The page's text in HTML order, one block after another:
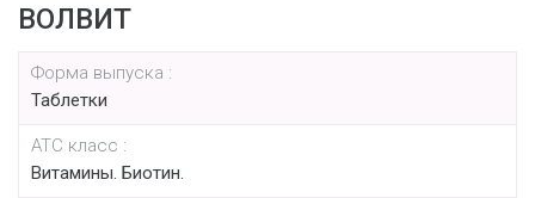
ВОЛВИТ
Форма выпуска :
Таблетки
АТС класс :
Витамины. Биотин.